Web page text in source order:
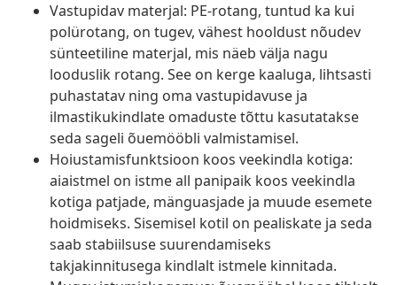
Vastupidav materjal: PE-rotang, tuntud ka kui
polürotang, on tugev, vähest hooldust nõudev
sünteetiline materjal, mis näeb välja nagu
looduslik rotang. See on kerge kaaluga, lihtsasti
puhastatav ning oma vastupidavuse ja
ilmastikukindlate omaduste tõttu kasutatakse
seda sageli õuemööbli valmistamisel.
Hoiustamisfunktsioon koos veekindla kotiga:
aiaistmel on istme all panipaik koos veekindla
kotiga patjade, mänguasjade ja muude esemete
hoidmiseks. Sisemisel kotil on pealiskate ja seda
saab stabiilsuse suurendamiseks
takjakinnitusega kindlalt istmele kinnitada.